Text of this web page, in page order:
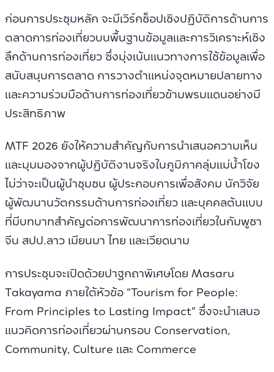
ก่อนการประชุมหลัก จะมีเวิร์กช็อปเชิงปฏิบัติการด้านการ
ตลาดการท่องเที่ยวบนพื้นฐานข้อมูลและการวิเคราะห์เชิง
ลึกด้านการท่องเที่ยว ซึ่งมุ่งเน้นแนวทางการใช้ข้อมูลเพื่อ
สนับสนุนการตลาด การวางตำแหน่งจุดหมายปลายทาง
และความร่วมมือด้านการท่องเที่ยวข้ามพรมแดนอย่างมี
ประสิทธิภาพ
MTF 2026 ยังให้ความสำคัญกับการนำเสนอความเห็น
และมุมมองจากผู้ปฏิบัติงานจริงในภูมิภาคลุ่มแม่น้ำโขง
ไม่ว่าจะเป็นผู้นำชุมชน ผู้ประกอบการเพื่อสังคม นักวิจัย
ผู้พัฒนานวัตกรรมด้านการท่องเที่ยว และบุคคลต้นแบบ
ที่มีบทบาทสำคัญต่อการพัฒนาการท่องเที่ยวในกัมพูชา
จีน สปป.ลาว เมียนมา ไทย และเวียดนาม
การประชุมจะเปิดด้วยปาฐกถาพิเศษโดย Masaru
Takayama ภายใต้หัวข้อ “Tourism for People:
From Principles to Lasting Impact” ซึ่งจะนำเสนอ
แนวคิดการท่องเที่ยวผ่านกรอบ Conservation,
Community, Culture และ Commerce